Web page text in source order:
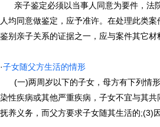
亲子鉴定必须以当事人同意为要件，法
人均同意做鉴定，应予准许。在处理此类
鉴别亲子关系的证据之一，应与案件其它
·子女随父方生活的情形
(一)两周岁以下的子女，母方有下列情
染性疾病或其他严重疾病，子女不宜与其
抚养义务，而父方要求子女随其生活的;(3)